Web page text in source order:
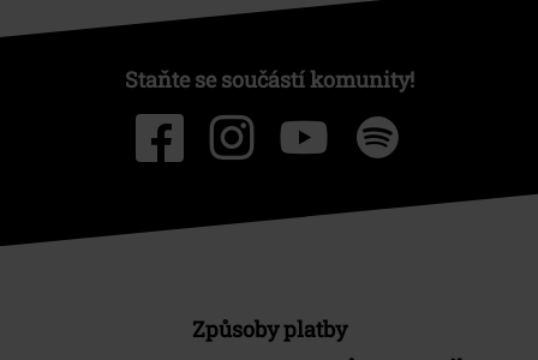
Staňte se součástí komunity!
Způsoby platby